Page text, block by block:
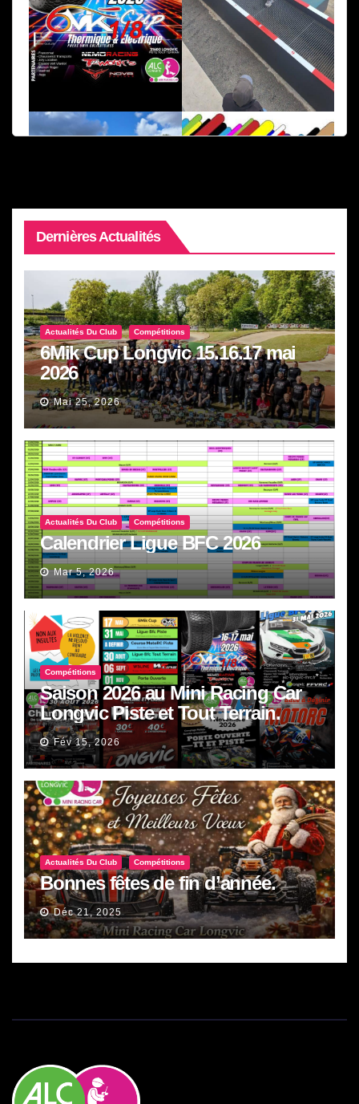
Dernières Actualités
Actualités Du Club Compétitions
6Mik Cup Longvic 15.16.17 mai
2026
Mai 25, 2026
Actualités Du Club Compétitions
Calendrier Ligue BFC 2026
Mar 5, 2026
Compétitions
Saison 2026 au Mini Racing Car
Longvic Piste et Tout Terrain.
Fév 15, 2026
Actualités Du Club Compétitions
Bonnes fêtes de fin d’année.
Déc 21, 2025